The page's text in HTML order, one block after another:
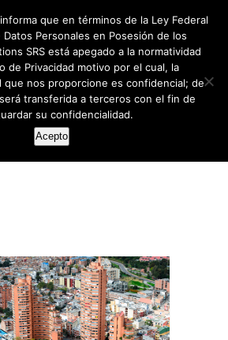
que en términos de la Ley Federal
Personales en Posesión de los
SRS está apegado a la normatividad
de Privacidad motivo por el cual, la
que nos proporcione es confidencial; de
transferida a terceros con el fin de
su confidencialidad.
Acepto